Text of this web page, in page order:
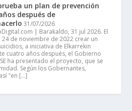
un plan de prevención
después de
31/07/2026
| Barakaldo, 31 jul 2026. El
de noviembre de 2022 crear un
a iniciativa de Elkarrekin
cuatro años después, el Gobierno
ha presentado el proyecto, que se
Según los Gobernantes,
"en […]